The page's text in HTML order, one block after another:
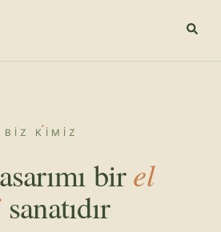
BIZ KIMIZ
birel
sanatıdır